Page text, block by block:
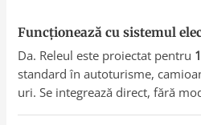
Funcționează cu sistemul
Da. Releul este proiectat pentru
standard în autoturisme,
uri. Se integrează direct, fără